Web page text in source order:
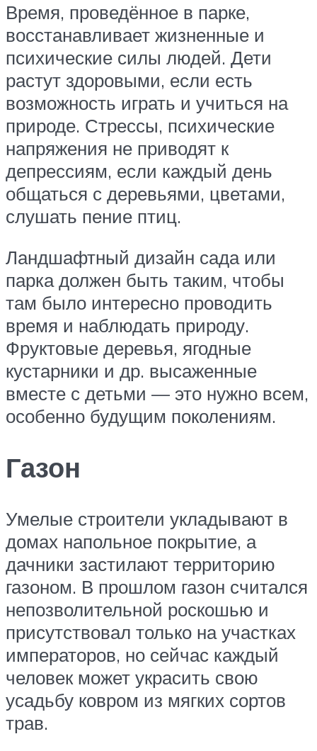
Время, проведённое в парке,
восстанавливает жизненные и
психические силы людей. Дети
растут здоровыми, если есть
возможность играть и учиться на
природе. Стрессы, психические
напряжения не приводят к
депрессиям, если каждый день
общаться с деревьями, цветами,
слушать пение птиц.
Ландшафтный дизайн сада или
парка должен быть таким, чтобы
там было интересно проводить
время и наблюдать природу.
Фруктовые деревья, ягодные
кустарники и др. высаженные
вместе с детьми — это нужно всем,
особенно будущим поколениям.
Газон
Умелые строители укладывают в
домах напольное покрытие, а
дачники застилают территорию
газоном. В прошлом газон считался
непозволительной роскошью и
присутствовал только на участках
императоров, но сейчас каждый
человек может украсить свою
усадьбу ковром из мягких сортов
трав.